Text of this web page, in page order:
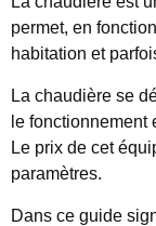
permet, en
habitation et
La chaudière se
le fonctionnement
Le prix de cet
paramètres.
Dans ce guide